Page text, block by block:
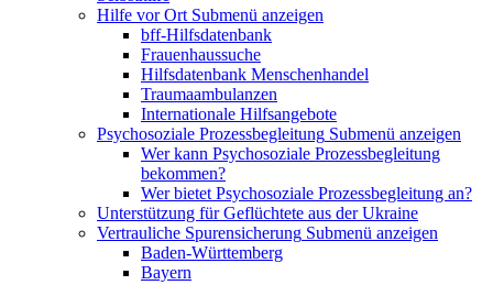
Hilfe vor Ort Submenü anzeigen
bff-Hilfsdatenbank
Frauenhaussuche
Hilfsdatenbank Menschenhandel
Traumaambulanzen
Internationale Hilfsangebote
Psychosoziale Prozessbegleitung Submenü anzeigen
Wer kann Psychosoziale Prozessbegleitung
bekommen?
Wer bietet Psychosoziale Prozessbegleitung an?
Unterstützung für Geflüchtete aus der Ukraine
Vertrauliche Spurensicherung Submenü anzeigen
Baden-Württemberg
Bayern